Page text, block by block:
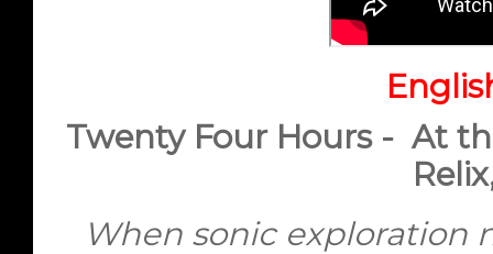
Twenty Four Hours - At
When sonic exploration